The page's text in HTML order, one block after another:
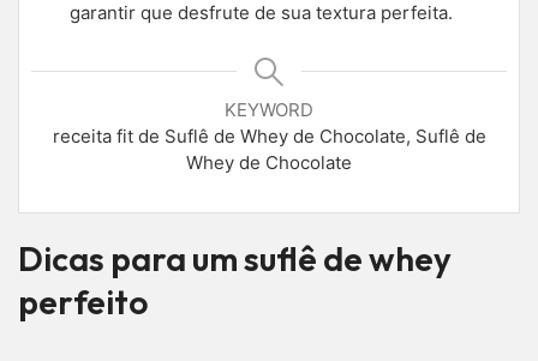
garantir que desfrute de sua textura perfeita.
KEYWORD
receita fit de Suflê de Whey de Chocolate, Suflê de
Whey de Chocolate
Dicas para um suflê de whey
perfeito